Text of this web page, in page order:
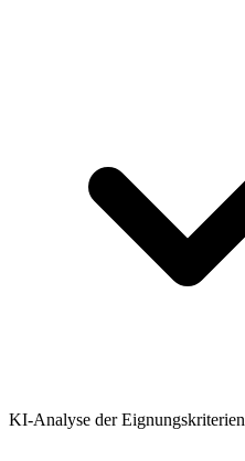
KI-Analyse der Eignungskriterien